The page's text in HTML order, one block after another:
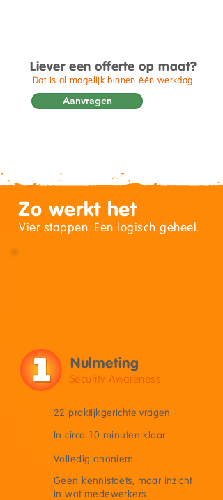
Liever een offerte op maat?
Dat is al mogelijk binnen één werkdag.
Aanvragen
Zo werkt het
Vier stappen. Een logisch geheel.
Nulmeting
Security Awareness
22 praktijkgerichte vragen
In circa 10 minuten klaar
Volledig anoniem
Geen kennistoets, maar inzicht
in wat medewerkers